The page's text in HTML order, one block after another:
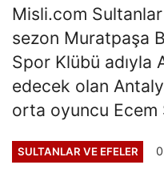
Misli.com
sezon Muratpaşa
Spor Klübü adıyla
edecek olan
orta oyuncu Ecem
SULTANLAR VE EFELER